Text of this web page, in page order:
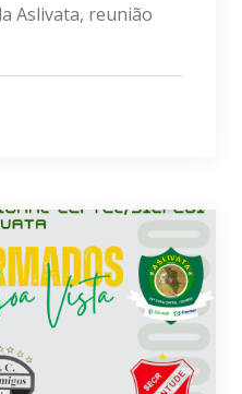
Aslivata, reunião